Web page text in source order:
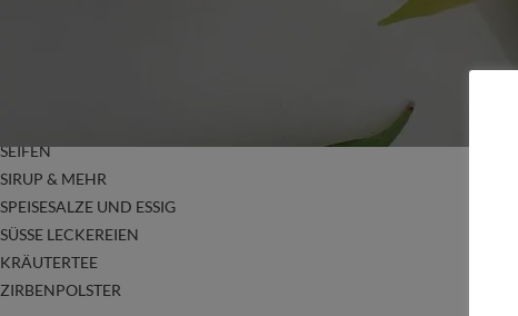
SEIFEN
SIRUP & MEHR
SPEISESALZE UND ESSIG
SÜSSE LECKEREIEN
KRÄUTERTEE
ZIRBENPOLSTER